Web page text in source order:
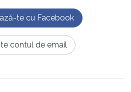
te cu Facebook
contul de email